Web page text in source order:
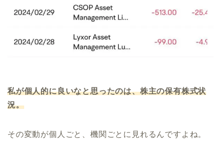
私が個人的に良いなと思ったのは、株主の保有株式状
況。
その変動が個人ごと、機関ごとに見れるんですよね。